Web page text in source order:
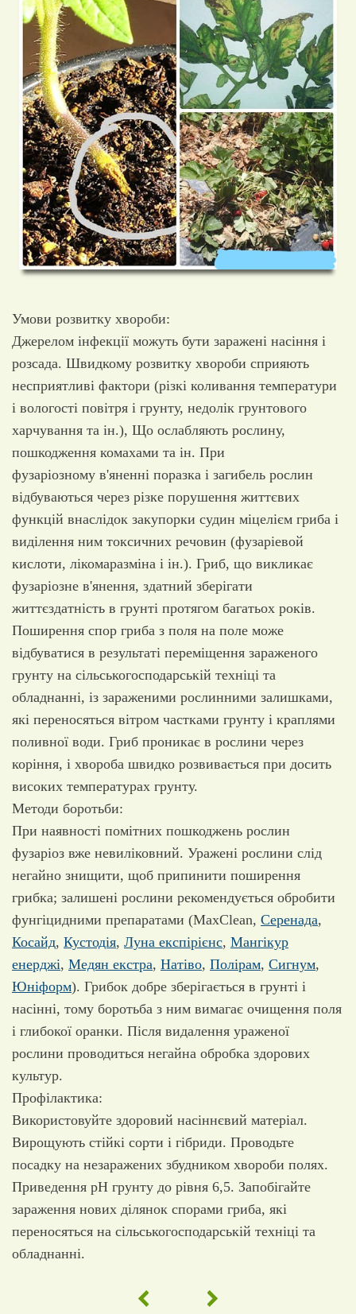
Умови розвитку хвороби:
Джерелом інфекції можуть бути заражені насіння і
розсада. Швидкому розвитку хвороби сприяють
несприятливі фактори (різкі коливання температури
і вологості повітря і грунту, недолік грунтового
харчування та ін.), Що ослабляють рослину,
пошкодження комахами та ін. При
фузаріозному в'яненні поразка і загибель рослин
відбуваються через різке порушення життєвих
функцій внаслідок закупорки судин міцелієм гриба і
виділення ним токсичних речовин (фузаріевой
кислоти, лікомаразміна і ін.). Гриб, що викликає
фузаріозне в'янення, здатний зберігати
життєздатність в грунті протягом багатьох років.
Поширення спор гриба з поля на поле може
відбуватися в результаті переміщення зараженого
грунту на сільськогосподарській техніці та
обладнанні, із зараженими рослинними залишками,
які переносяться вітром частками грунту і краплями
поливної води. Гриб проникає в рослини через
коріння, і хвороба швидко розвивається при досить
високих температурах грунту.
Методи боротьби:
При наявності помітних пошкоджень рослин
фузаріоз вже невиліковний. Уражені рослини слід
негайно знищити, щоб припинити поширення
грибка; залишені рослини рекомендується обробити
фунгіцидними препаратами (MaxClean, Серенада,
Косайд, Кустодія, Луна експірієнс, Мангікур
енерджі, Медян екстра, Натіво, Полірам, Сигнум,
Юніформ). Грибок добре зберігається в грунті і
насінні, тому боротьба з ним вимагає очищення поля
і глибокої оранки. Після видалення ураженої
рослини проводиться негайна обробка здорових
культур.
Профілактика:
Використовуйте здоровий насіннєвий матеріал.
Вирощують стійкі сорти і гібриди. Проводьте
посадку на незаражених збудником хвороби полях.
Приведення pH грунту до рівня 6,5. Запобігайте
зараження нових ділянок спорами гриба, які
переносяться на сільськогосподарській техніці та
обладнанні.